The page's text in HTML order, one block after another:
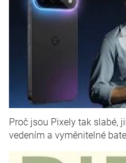
Proč jsou Pixely tak slabé,
vedením a vyměnitelné